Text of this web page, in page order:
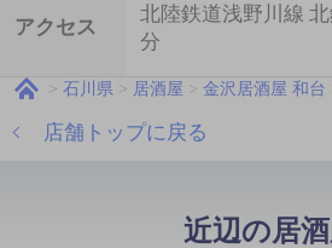
アクセス
北陸鉄道浅野川線
分
石川県 居酒屋 金沢居酒屋 和台
店舗トップに戻る
近辺の居